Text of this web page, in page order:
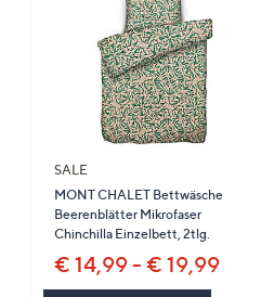
SALE
MONT CHALET Bettwäsche
Beerenblätter Mikrofaser
Chinchilla Einzelbett, 2tlg.
€ 14,99 - € 19,99